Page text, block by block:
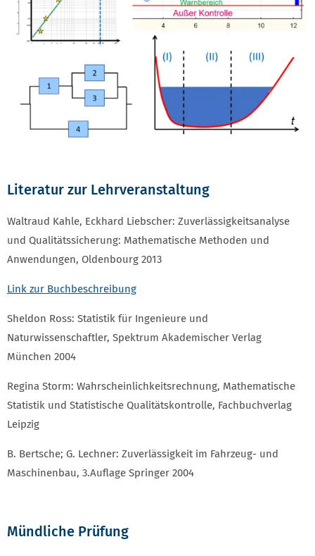
Literatur zur Lehrveranstaltung
Waltraud Kahle, Eckhard Liebscher: Zuverlässigkeitsanalyse
und Qualitätssicherung: Mathematische Methoden und
Anwendungen, Oldenbourg 2013
Link zur Buchbeschreibung
Sheldon Ross: Statistik für Ingenieure und
Naturwissenschaftler, Spektrum Akademischer Verlag
München 2004
Regina Storm: Wahrscheinlichkeitsrechnung, Mathematische
Statistik und Statistische Qualitätskontrolle, Fachbuchverlag
Leipzig
B. Bertsche; G. Lechner: Zuverlässigkeit im Fahrzeug- und
Maschinenbau, 3.Auflage Springer 2004
Mündliche Prüfung